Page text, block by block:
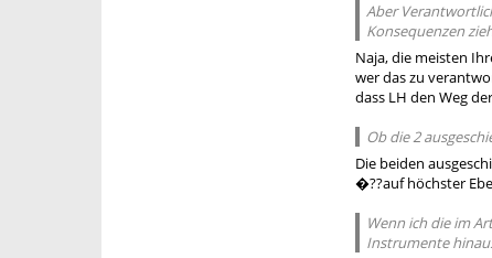
Aber
Konsequenzen
Naja, die meisten
wer das zu
dass LH den Weg
Ob die 2
Die beiden
�??auf höchster
Wenn ich die im
Instrumente